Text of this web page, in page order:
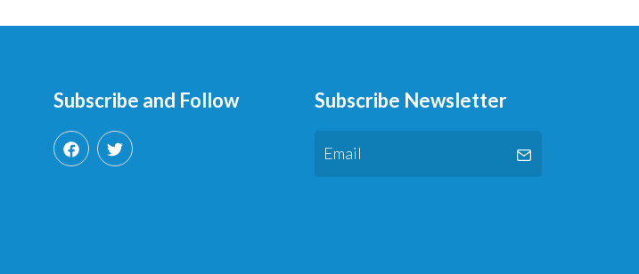
Subscribe and Follow Subscribe Newsletter